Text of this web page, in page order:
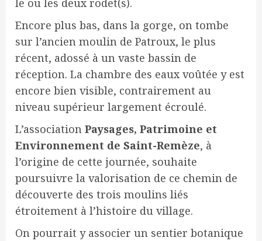
le ou les deux rodet(s).
Encore plus bas, dans la gorge, on tombe
sur l’ancien moulin de Patroux, le plus
récent, adossé à un vaste bassin de
réception. La chambre des eaux voûtée y est
encore bien visible, contrairement au
niveau supérieur largement écroulé.
L’association Paysages, Patrimoine et
Environnement de Saint-Remèze, à
l’origine de cette journée, souhaite
poursuivre la valorisation de ce chemin de
découverte des trois moulins liés
étroitement à l’histoire du village.
On pourrait y associer un sentier botanique